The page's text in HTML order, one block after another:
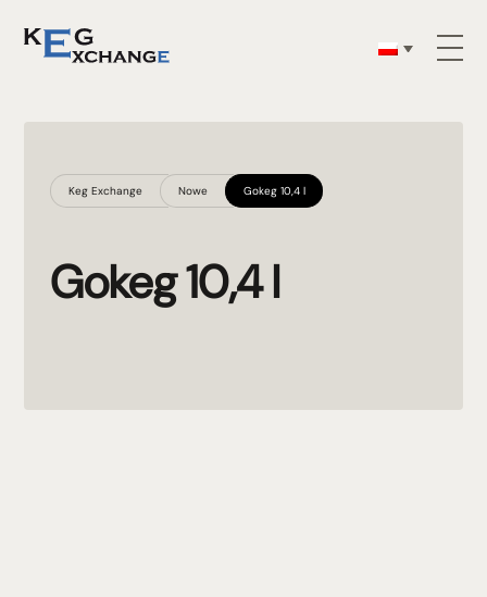
Keg Exchange Nowe Gokeg 10,4 l
Gokeg 10,4 l